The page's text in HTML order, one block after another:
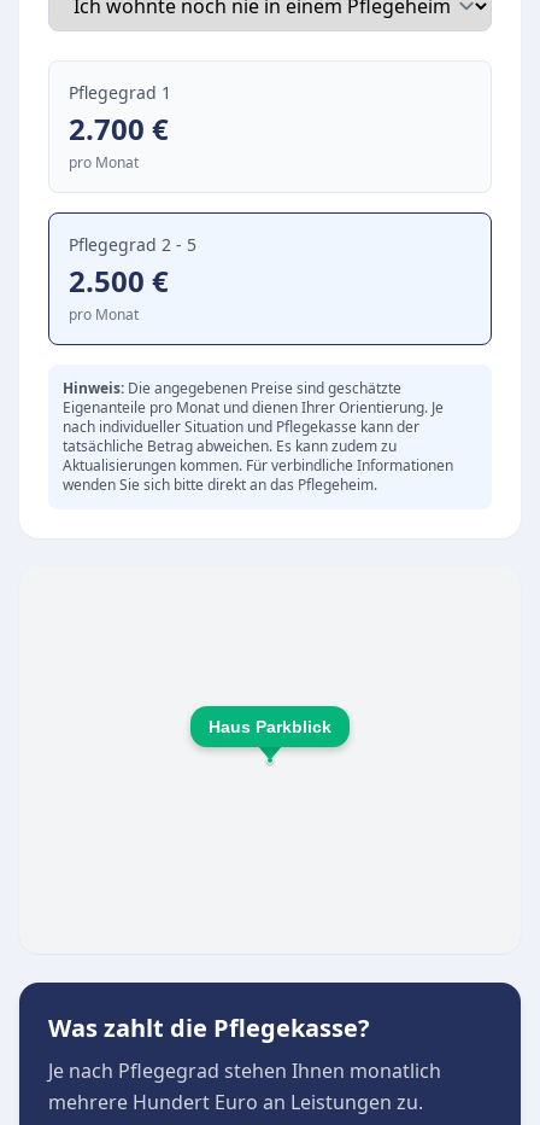
betreuen. Das ganzheitliche Pflegekonzept hat
fördern. Bei der Unterbringung stehen folgende
Optionen zur Verfügung:
Doppelzimmer mit oder ohne eigene Nasszelle
Soziales Miteinander und Aktivitäten
Für eine hohe Lebensqualität sorgt ein
vielfältiges Angebot an kulturellen, geistigen
und religiösen Aktivitäten. Zudem wird die
Teilnahme an externen Unternehmungen sowie
der enge Kontakt zu Angehörigen aktiv
unterstützt.
Pflegegrad 1
2.700 €
pro Monat
Pflegegrad 2 - 5
2.500 €
pro Monat
Hinweis: Die angegebenen Preise sind geschätzte
Eigenanteile pro Monat und dienen Ihrer Orientierung. Je
nach individueller Situation und Pflegekasse kann der
tatsächliche Betrag abweichen. Es kann zudem zu
Aktualisierungen kommen. Für verbindliche Informationen
wenden Sie sich bitte direkt an das Pflegeheim.
Haus Parkblick
Was zahlt die Pflegekasse?
Je nach Pflegegrad stehen Ihnen monatlich
mehrere Hundert Euro an Leistungen zu.